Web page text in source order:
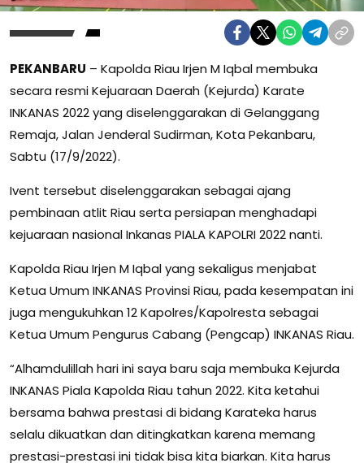
PEKANBARU – Kapolda Riau Irjen M Iqbal membuka
secara resmi Kejuaraan Daerah (Kejurda) Karate
INKANAS 2022 yang diselenggarakan di Gelanggang
Remaja, Jalan Jenderal Sudirman, Kota Pekanbaru,
Sabtu (17/9/2022).
Ivent tersebut diselenggarakan sebagai ajang
pembinaan atlit Riau serta persiapan menghadapi
kejuaraan nasional Inkanas PIALA KAPOLRI 2022 nanti.
Kapolda Riau Irjen M Iqbal yang sekaligus menjabat
Ketua Umum INKANAS Provinsi Riau, pada kesempatan ini
juga mengukuhkan 12 Kapolres/Kapolresta sebagai
Ketua Umum Pengurus Cabang (Pengcap) INKANAS Riau.
“Alhamdulillah hari ini saya baru saja membuka Kejurda
INKANAS Piala Kapolda Riau tahun 2022. Kita ketahui
bersama bahwa prestasi di bidang Karateka harus
selalu dikuatkan dan ditingkatkan karena memang
prestasi-prestasi ini tidak bisa kita biarkan. Kita harus